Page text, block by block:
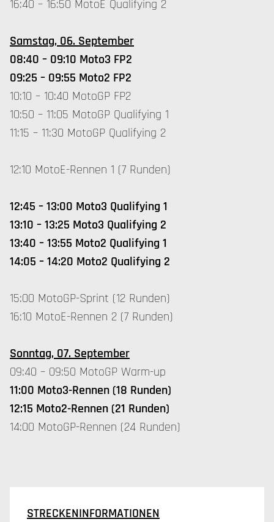
16:40 – 16:50 MotoE Qualifying 2
Samstag, 06. September
08:40 – 09:10 Moto3 FP2
09:25 – 09:55 Moto2 FP2
10:10 – 10:40 MotoGP FP2
10:50 – 11:05 MotoGP Qualifying 1
11:15 – 11:30 MotoGP Qualifying 2
12:10 MotoE-Rennen 1 (7 Runden)
12:45 – 13:00 Moto3 Qualifying 1
13:10 – 13:25 Moto3 Qualifying 2
13:40 – 13:55 Moto2 Qualifying 1
14:05 – 14:20 Moto2 Qualifying 2
15:00 MotoGP-Sprint (12 Runden)
16:10 MotoE-Rennen 2 (7 Runden)
Sonntag, 07. September
09:40 – 09:50 MotoGP Warm-up
11:00 Moto3-Rennen (18 Runden)
12:15 Moto2-Rennen (21 Runden)
14:00 MotoGP-Rennen (24 Runden)
STRECKENINFORMATIONEN